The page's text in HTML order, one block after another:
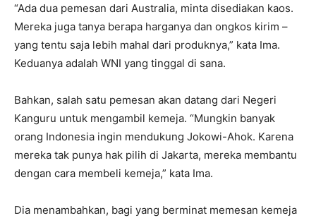
“Ada dua pemesan dari Australia, minta disediakan kaos.
Mereka juga tanya berapa harganya dan ongkos kirim –
yang tentu saja lebih mahal dari produknya,” kata Ima.
Keduanya adalah WNI yang tinggal di sana.
Bahkan, salah satu pemesan akan datang dari Negeri
Kanguru untuk mengambil kemeja. “Mungkin banyak
orang Indonesia ingin mendukung Jokowi-Ahok. Karena
mereka tak punya hak pilih di Jakarta, mereka membantu
dengan cara membeli kemeja,” kata Ima.
Dia menambahkan, bagi yang berminat memesan kemeja